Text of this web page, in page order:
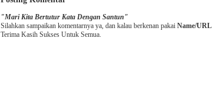
"Mari Kita Bertutur Kata Dengan Santun"
Silahkan sampaikan komentarnya ya, dan kalau berkenan pakai Name/URL
Terima Kasih Sukses Untuk Semua.